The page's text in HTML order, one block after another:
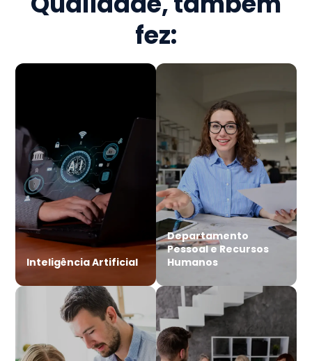
fez:
Inteligência Artificial
Departamento
Pessoal e Recursos
Humanos